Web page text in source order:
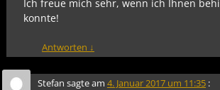
Ich freue mich sehr, wenn ich Ihnen
konnte!
Antworten ↓
Stefan sagte am 4. Januar 2017 um 11:35 :